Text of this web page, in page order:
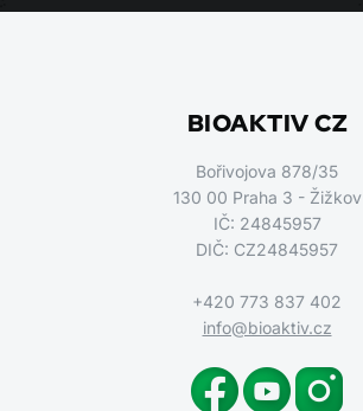
BIOAKTIV CZ
Bořivojova 878/35
130 00 Praha 3 - Žižkov
IČ: 24845957
DIČ: CZ24845957
+420 773 837 402
info@bioaktiv.cz